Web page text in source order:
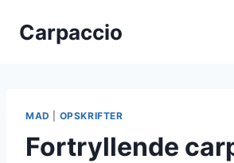
Carpaccio
MAD OPSKRIFTER
Fortryllende